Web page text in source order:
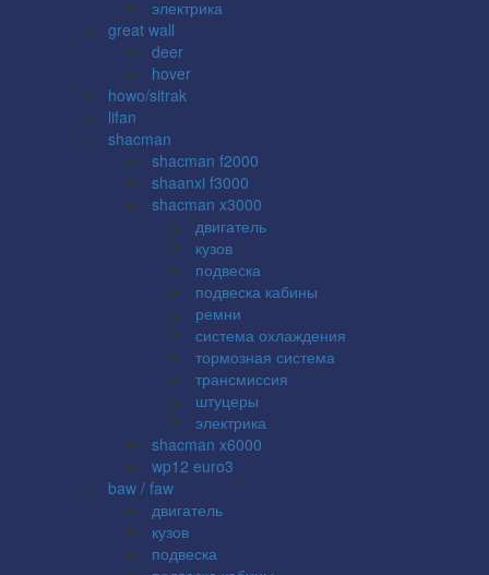
электрика
great wall
deer
hover
howo/sitrak
lifan
shacman
shacman f2000
shaanxi f3000
shacman x3000
двигатель
кузов
подвеска
подвеска кабины
ремни
система охлаждения
тормозная система
трансмиссия
штуцеры
электрика
shacman x6000
wp12 euro3
baw / faw
двигатель
кузов
подвеска